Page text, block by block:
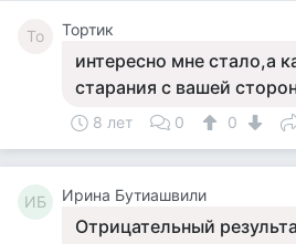
То Тортик
интересно мне стало,а
старания с вашей
8 лет 0 0
ИБ Ирина Бутиашвили
Отрицательный